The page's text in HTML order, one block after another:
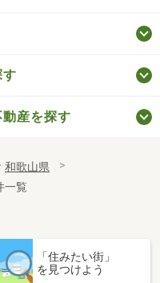
産を探す
和歌山県
一覧
「住みたい街」
を見つけよう